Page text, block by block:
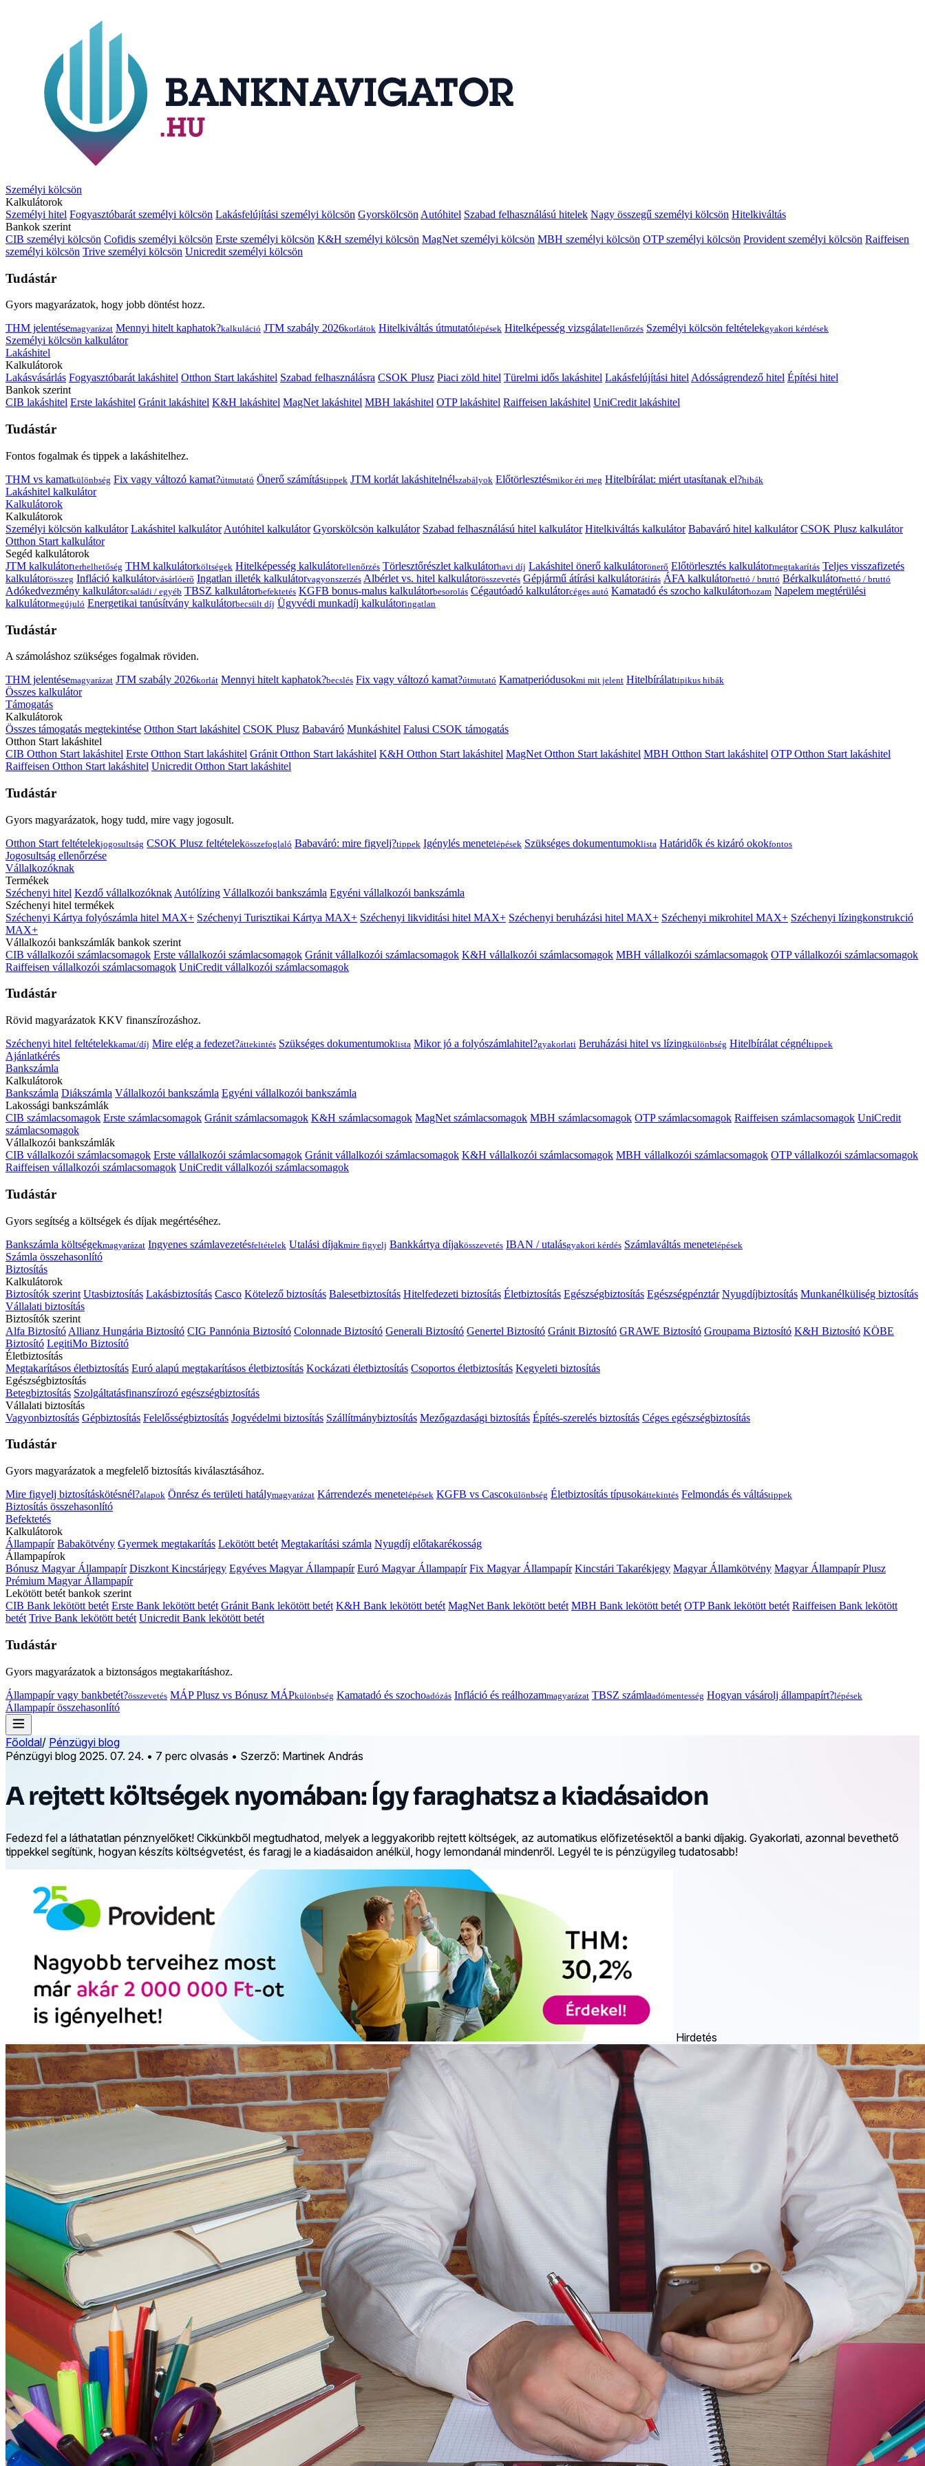
Személyi kölcsön
Kalkulátorok
Személyi hitel Fogyasztóbarát személyi kölcsön Lakásfelújítási személyi kölcsön Gyorskölcsön Autóhitel Szabad felhasználású hitelek Nagy összegű személyi kölcsön Hitelkiváltás
Bankok szerint
CIB személyi kölcsön Cofidis személyi kölcsön Erste személyi kölcsön K&H személyi kölcsön MagNet személyi kölcsön MBH személyi kölcsön OTP személyi kölcsön Provident személyi kölcsön Raiffeisen
személyi kölcsön Trive személyi kölcsön Unicredit személyi kölcsön
Tudástár
Gyors magyarázatok, hogy jobb döntést hozz.
THM jelentésemagyarázat Mennyi hitelt kaphatok?kalkuláció JTM szabály 2026korlátok Hitelkiváltás útmutatólépések Hitelképesség vizsgálatellenőrzés Személyi kölcsön feltételekgyakori kérdések
Személyi kölcsön kalkulátor
Lakáshitel
Kalkulátorok
Lakásvásárlás Fogyasztóbarát lakáshitel Otthon Start lakáshitel Szabad felhasználásra CSOK Plusz Piaci zöld hitel Türelmi idős lakáshitel Lakásfelújítási hitelAdósságrendező hitel Építési hitel
Bankok szerint
CIB lakáshitel Erste lakáshitel Gránit lakáshitel K&H lakáshitel MagNet lakáshitel MBH lakáshitel OTP lakáshitel Raiffeisen lakáshitel UniCredit lakáshitel
Tudástár
Fontos fogalmak és tippek a lakáshitelhez.
THM vs kamatkülönbség Fix vagy változó kamat?útmutató Önerő számítástippek JTM korlát lakáshitelnélszabályok Előtörlesztésmikor éri meg Hitelbírálat: miért utasítanak el?hibák
Lakáshitel kalkulátor
Kalkulátorok
Kalkulátorok
Személyi kölcsön kalkulátor Lakáshitel kalkulátor Autóhitel kalkulátor Gyorskölcsön kalkulátor Szabad felhasználású hitel kalkulátor Hitelkiváltás kalkulátor Babaváró hitel kalkulátor CSOK Plusz kalkulátor
Otthon Start kalkulátor
Segéd kalkulátorok
JTM kalkulátorterhelhetőség THM kalkulátorköltségek Hitelképesség kalkulátorellenőrzés Törlesztőrészlet kalkulátorhavi díj Lakáshitel önerő kalkulátorönerő Előtörlesztés kalkulátormegtakarítás Teljes visszafizetés
kalkulátorösszeg Infláció kalkulátorvásárlóerő Ingatlan illeték kalkulátorvagyonszerzés Albérlet vs. hitel kalkulátorösszevetés Gépjármű átírási kalkulátorátírás ÁFA kalkulátornettó / bruttó Bérkalkulátornettó / bruttó
Adókedvezmény kalkulátorcsaládi / egyéb TBSZ kalkulátorbefektetés KGFB bonus-malus kalkulátorbesorolás Cégautóadó kalkulátorcéges autó Kamatadó és szocho kalkulátorhozam Napelem megtérülési
kalkulátormegújuló Energetikai tanúsítvány kalkulátorbecsült díj Ügyvédi munkadíj kalkulátoringatlan
Tudástár
A számoláshoz szükséges fogalmak röviden.
THM jelentésemagyarázat JTM szabály 2026korlát Mennyi hitelt kaphatok?becslés Fix vagy változó kamat?útmutató Kamatperiódusokmi mit jelent Hitelbírálattipikus hibák
Összes kalkulátor
Támogatás
Kalkulátorok
Összes támogatás megtekintése Otthon Start lakáshitel CSOK Plusz Babaváró Munkáshitel Falusi CSOK támogatás
Otthon Start lakáshitel
CIB Otthon Start lakáshitel Erste Otthon Start lakáshitel Gránit Otthon Start lakáshitel K&H Otthon Start lakáshitel MagNet Otthon Start lakáshitel MBH Otthon Start lakáshitel OTP Otthon Start lakáshitel
Raiffeisen Otthon Start lakáshitel Unicredit Otthon Start lakáshitel
Tudástár
Gyors magyarázatok, hogy tudd, mire vagy jogosult.
Otthon Start feltételekjogosultság CSOK Plusz feltételekösszefoglaló Babaváró: mire figyelj?tippek Igénylés menetelépések Szükséges dokumentumoklista Határidők és kizáró okokfontos
Jogosultság ellenőrzése
Vállalkozóknak
Termékek
Széchenyi hitel Kezdő vállalkozóknak Autólízing Vállalkozói bankszámla Egyéni vállalkozói bankszámla
Széchenyi hitel termékek
Széchenyi Kártya folyószámla hitel MAX+ Széchenyi Turisztikai Kártya MAX+ Széchenyi likviditási hitel MAX+ Széchenyi beruházási hitel MAX+ Széchenyi mikrohitel MAX+ Széchenyi lízingkonstrukció
MAX+
Vállalkozói bankszámlák bankok szerint
CIB vállalkozói számlacsomagok Erste vállalkozói számlacsomagok Gránit vállalkozói számlacsomagok K&H vállalkozói számlacsomagok MBH vállalkozói számlacsomagok OTP vállalkozói számlacsomagok
Raiffeisen vállalkozói számlacsomagok UniCredit vállalkozói számlacsomagok
Tudástár
Rövid magyarázatok KKV finanszírozáshoz.
Széchenyi hitel feltételekkamat/díj Mire elég a fedezet?áttekintés Szükséges dokumentumoklista Mikor jó a folyószámlahitel?gyakorlati Beruházási hitel vs lízingkülönbség Hitelbírálat cégnéltippek
Ajánlatkérés
Bankszámla
Kalkulátorok
Bankszámla Diákszámla Vállalkozói bankszámla Egyéni vállalkozói bankszámla
Lakossági bankszámlák
CIB számlacsomagok Erste számlacsomagok Gránit számlacsomagok K&H számlacsomagok MagNet számlacsomagok MBH számlacsomagok OTP számlacsomagok Raiffeisen számlacsomagok UniCredit
számlacsomagok
Vállalkozói bankszámlák
CIB vállalkozói számlacsomagok Erste vállalkozói számlacsomagok Gránit vállalkozói számlacsomagok K&H vállalkozói számlacsomagok MBH vállalkozói számlacsomagok OTP vállalkozói számlacsomagok
Raiffeisen vállalkozói számlacsomagok UniCredit vállalkozói számlacsomagok
Tudástár
Gyors segítség a költségek és díjak megértéséhez.
Bankszámla költségekmagyarázat Ingyenes számlavezetésfeltételek Utalási díjakmire figyelj Bankkártya díjakösszevetés IBAN / utalásgyakori kérdés Számlaváltás menetelépések
Számla összehasonlító
Biztosítás
Kalkulátorok
Biztosítók szerint Utasbiztosítás Lakásbiztosítás Casco Kötelező biztosítás Balesetbiztosítás Hitelfedezeti biztosítás Életbiztosítás Egészségbiztosítás Egészségpénztár Nyugdíjbiztosítás Munkanélküliség biztosítás
Vállalati biztosítás
Biztosítók szerint
Alfa Biztosító Allianz Hungária Biztosító CIG Pannónia Biztosító Colonnade Biztosító Generali Biztosító Genertel Biztosító Gránit Biztosító GRAWE Biztosító Groupama Biztosító K&H Biztosító KÖBE
Biztosító LegitiMo Biztosító
Életbiztosítás
Megtakarításos életbiztosítás Euró alapú megtakarításos életbiztosítás Kockázati életbiztosítás Csoportos életbiztosítás Kegyeleti biztosítás
Egészségbiztosítás
Betegbiztosítás Szolgáltatásfinanszírozó egészségbiztosítás
Vállalati biztosítás
Vagyonbiztosítás Gépbiztosítás Felelősségbiztosítás Jogvédelmi biztosítás Szállítmánybiztosítás Mezőgazdasági biztosítás Építés-szerelés biztosítás Céges egészségbiztosítás
Tudástár
Gyors magyarázatok a megfelelő biztosítás kiválasztásához.
Mire figyelj biztosításkötésnél?alapok Önrész és területi hatálymagyarázat Kárrendezés menetelépések KGFB vs Cascokülönbség Életbiztosítás típusokáttekintés Felmondás és váltástippek
Biztosítás összehasonlító
Befektetés
Kalkulátorok
Állampapír Babakötvény Gyermek megtakarítás Lekötött betét Megtakarítási számla Nyugdíj előtakarékosság
Állampapírok
Bónusz Magyar Állampapír Diszkont Kincstárjegy Egyéves Magyar Állampapír Euró Magyar Állampapír Fix Magyar Állampapír Kincstári Takarékjegy Magyar Államkötvény Magyar Állampapír Plusz
Prémium Magyar Állampapír
Lekötött betét bankok szerint
CIB Bank lekötött betét Erste Bank lekötött betét Gránit Bank lekötött betét K&H Bank lekötött betét MagNet Bank lekötött betét MBH Bank lekötött betét OTP Bank lekötött betét Raiffeisen Bank lekötött
betét Trive Bank lekötött betét Unicredit Bank lekötött betét
Tudástár
Gyors magyarázatok a biztonságos megtakarításhoz.
Állampapír vagy bankbetét?összevetés MÁP Plusz vs Bónusz MÁPkülönbség Kamatadó és szochoadózás Infláció és reálhozammagyarázat TBSZ számlaadómentesség Hogyan vásárolj állampapírt?lépések
Állampapír összehasonlító
Főoldal/ Pénzügyi blog
Pénzügyi blog 2025. 07. 24. • 7 perc olvasás • Szerző: Martinek András
A rejtett költségek nyomában: Így faraghatsz a kiadásaidon
Fedezd fel a láthatatlan pénznyelőket! Cikkünkből megtudhatod, melyek a leggyakoribb rejtett költségek, az automatikus előfizetésektől a banki díjakig. Gyakorlati, azonnal bevethető
tippekkel segítünk, hogyan készíts költségvetést, és faragj le a kiadásaidon anélkül, hogy lemondanál mindenről. Legyél te is pénzügyileg tudatosabb!
Hirdetés